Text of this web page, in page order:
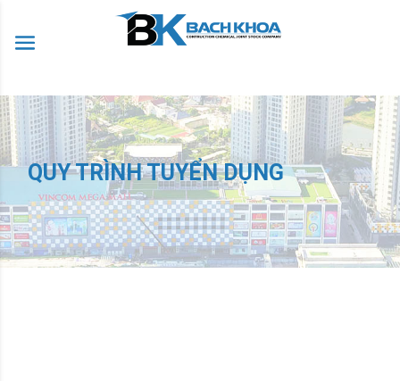
QUY TRÌNH TUYỂN DỤNG